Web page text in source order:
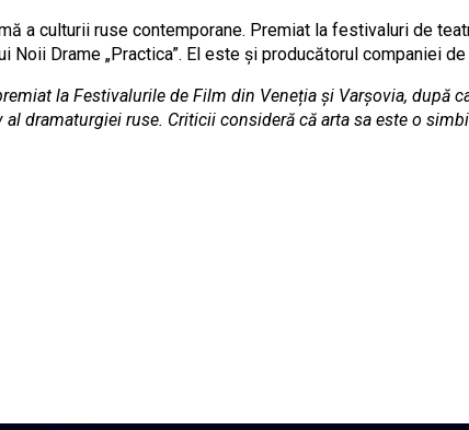
a culturii ruse contemporane. Premiat la festivaluri de
Drame „Practica”. El este și producătorul companiei de
la Festivalurile de Film din Veneția și Varșovia, după
dramaturgiei ruse. Criticii consideră că arta sa este o